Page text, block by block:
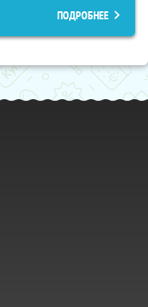
ПОДРОБНЕЕ